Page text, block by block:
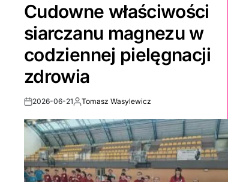
Cudowne właściwości
siarczanu magnezu w
codziennej pielęgnacji
zdrowia
Post2026-06-21By:Tomasz Wasylewicz